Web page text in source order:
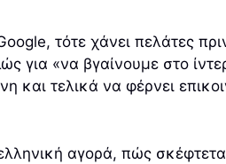
τότε χάνει πελάτες
για «να βγαίνουμε στο
τελικά να φέρνει
αγορά, πώς